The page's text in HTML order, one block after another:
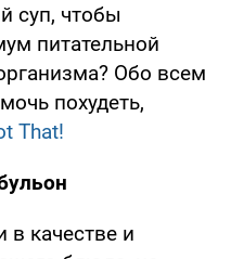
суп, чтобы
питательной
Обо всем
похудеть,
That!
качестве и